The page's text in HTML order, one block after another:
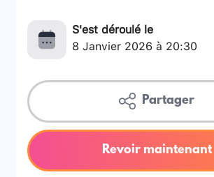
S'est déroulé le
8 Janvier 2026 à 20:30
Partager
Revoir maintenant